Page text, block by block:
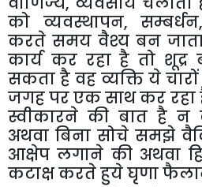
को
व्यवस्थापन, सम्बर्धन
करते समय वैश्य बन
कार्य कर रहा है तो शूद्र
सकता है वह व्यक्ति ये चारों
जगहपरएकसाथकर रहा
स्वीकारने की बात है न
अथवा बिना सोचे समझे
आक्षेप लगाने की अथवा
कटाक्षकरतेहुयेघृणा